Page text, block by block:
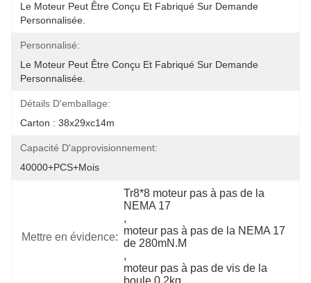
Le Moteur Peut Être Conçu Et Fabriqué Sur Demande
Personnalisée.
Personnalisé:
Le Moteur Peut Être Conçu Et Fabriqué Sur Demande
Personnalisée.
Détails D'emballage:
Carton : 38x29xc14m
Capacité D'approvisionnement:
40000+PCS+mois
Mettre en évidence:
Tr8*8 moteur pas à pas de la
NEMA 17
,
moteur pas à pas de la NEMA 17
de 280mN.M
,
moteur pas à pas de vis de la
boule 0.2kg